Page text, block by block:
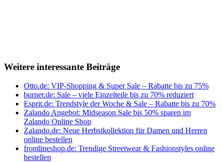
Weitere interessante Beiträge
Otto.de: VIP-Shopping & Super Sale – Rabatte bis zu 75%
burner.de: Sale – viele Einzelteile bis zu 70% reduziert
Esprit.de: Trendstyle der Woche & Sale – Rabatte bis zu 70%
Zalando Angebot: Midseason Sale bis 50% sparen im
Zalando Online Shop
Zalando.de: Neue Herbstkollektion für Damen und Herren
online bestellen
frontlineshop.de: Trendige Streetwear & Fashionstyles online
bestellen